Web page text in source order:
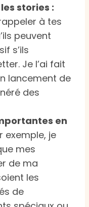
stories :
à tes
peuvent
s’ils
Je l’ai fait
lancement de
des
en
exemple, je
mes
de ma
les
de